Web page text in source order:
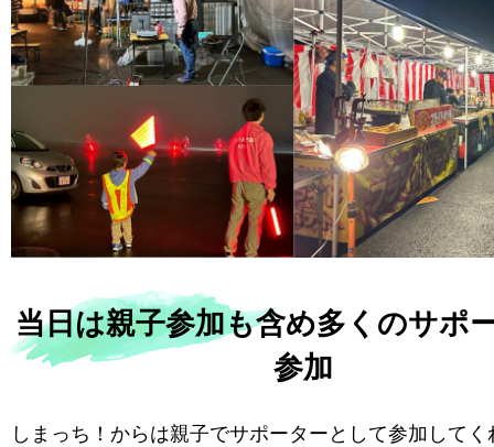
当日は親子参加も含め多くのサポ
参加
しまっち！からは親子でサポーターとして参加してく